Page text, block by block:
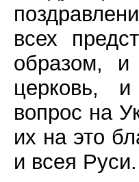
всех
образом,
церковь,
вопрос на
их на это
и всея Руси.